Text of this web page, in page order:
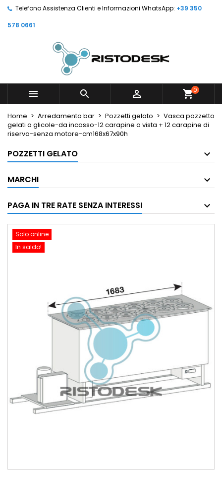
Telefono Assistenza Clienti e Informazioni WhatsApp: +39 350
578 0661
   shopping_cart0
Home Arredamento bar Pozzetti gelato
Vasca pozzetto
gelati a glicole-da incasso-12 carapine a vista + 12 carapine di
riserva-senza motore-cm168x67x90h
POZZETTI GELATO
MARCHI
PAGA IN TRE RATE SENZA INTERESSI
Solo online
In saldo!